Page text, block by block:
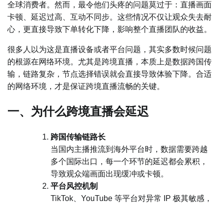
全球消费者。然而，最令他们头疼的问题莫过于：直播画面
卡顿、延迟过高、互动不同步。这些情况不仅让观众失去耐
心，更直接导致下单转化下降，影响整个直播团队的收益。
很多人以为这是直播设备或者平台问题，其实多数时候问题
的根源在网络环境。尤其是跨境直播，本质上是数据跨国传
输，链路复杂，节点选择错误就会直接导致体验下降。合适
的网络环境，才是保证跨境直播流畅的关键。
一、为什么跨境直播会延迟
跨国传输链路长
当国内主播推流到海外平台时，数据需要跨越
多个国际出口，每一个环节的延迟都会累积，
导致观众端画面出现缓冲或卡顿。
平台风控机制
TikTok、YouTube 等平台对异常 IP 极其敏感，